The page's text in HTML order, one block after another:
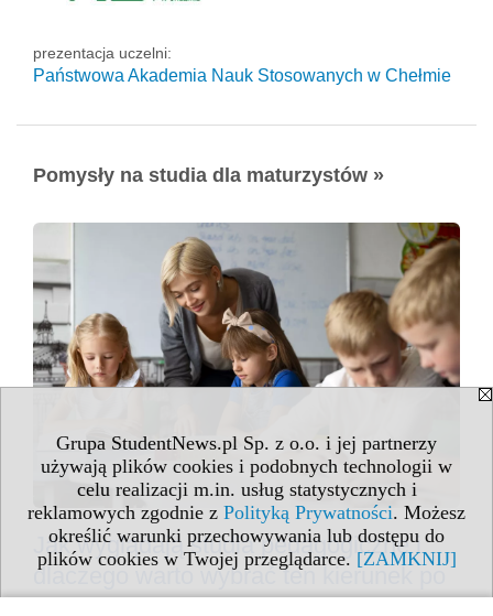
Grupa StudentNews.pl Sp. z o.o. i jej partnerzy
używają plików cookies i podobnych technologii w
celu realizacji m.in. usług statystycznych i
reklamowych zgodnie z Polityką Prywatności. Możesz
określić warunki przechowywania lub dostępu do
plików cookies w Twojej przeglądarce. [ZAMKNIJ]
prezentacja uczelni:
Państwowa Akademia Nauk Stosowanych w Chełmie
Pomysły na studia dla maturzystów »
Jak wyglądają studia pedagogiczne i
dlaczego warto wybrać ten kierunek po
maturze + test